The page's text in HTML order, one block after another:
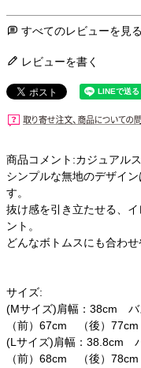
すべてのレビューを見る
レビューを書く
商品コメント:カジュアル
シンプルな無地のデザイ
す。
抜け感を引き立たせる、
ント。
どんなボトムスにも合わ
サイズ:
(Mサイズ)肩幅：38cm
（前）67cm （後）77cm
(Lサイズ)肩幅：38.8cm
（前）68cm （後）78cm